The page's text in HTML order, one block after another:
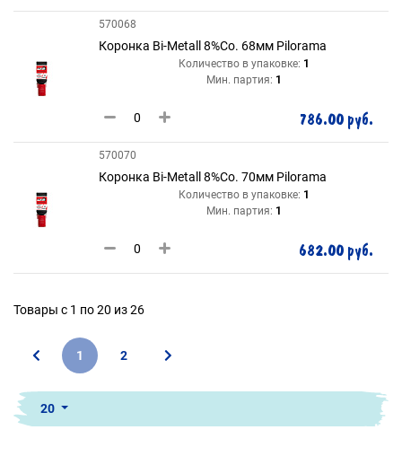
570068
Коронка Bi-Metall 8%Co. 68мм Pilorama
Количество в упаковке: 1
Мин. партия: 1
786.00 руб.
570070
Коронка Bi-Metall 8%Co. 70мм Pilorama
Количество в упаковке: 1
Мин. партия: 1
682.00 руб.
Товары с 1 по 20 из 26
1 2
20